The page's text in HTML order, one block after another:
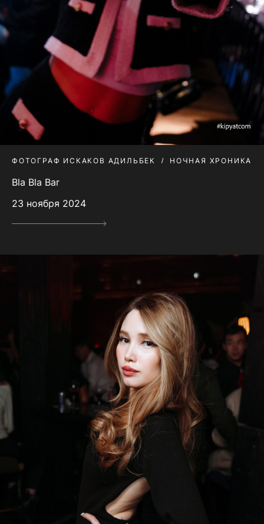
ФОТОГРАФ ИСКАКОВ АДИЛЬБЕК НОЧНАЯ ХРОНИКА
Bla Bla Bar
23 ноября 2024